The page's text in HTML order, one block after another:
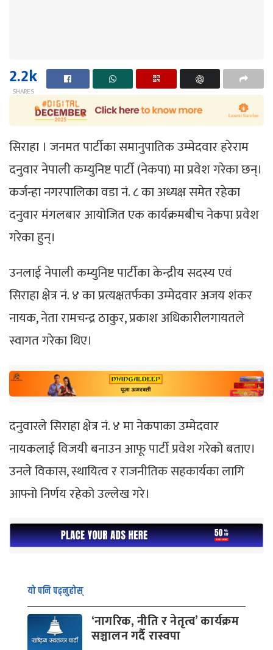
2.2k
SHARES
सिराहा । जनमत पार्टीका समानुपातिक उम्मेदवार हरेराम
दनुवार नेपाली कम्युनिष्ट पार्टी (नेकपा) मा प्रवेश गरेका छन्।
कर्जन्हा नगरपालिका वडा नं. ८ का अध्यक्ष समेत रहेका
दनुवार मंगलबार आयोजित एक कार्यक्रमबीच नेकपा प्रवेश
गरेका हुन्।
उनलाई नेपाली कम्युनिष्ट पार्टीका केन्द्रीय सदस्य एवं
सिराहा क्षेत्र नं. ४ का प्रत्यक्षतर्फका उम्मेदवार अजय शंकर
नायक, नेता रामचन्द्र ठाकुर, प्रकाश अधिकारीलगायतले
स्वागत गरेका थिए।
दनुवारले सिराहा क्षेत्र नं. ४ मा नेकपाका उम्मेदवार
नायकलाई विजयी बनाउन आफू पार्टी प्रवेश गरेको बताए।
उनले विकास, स्थायित्व र राजनीतिक सहकार्यका लागि
आफ्नो निर्णय रहेको उल्लेख गरे।
यो पनि पढ्नुहोस्
‘नागरिक, नीति र नेतृत्व’ कार्यक्रम
सञ्चालन गर्दै रास्वपा